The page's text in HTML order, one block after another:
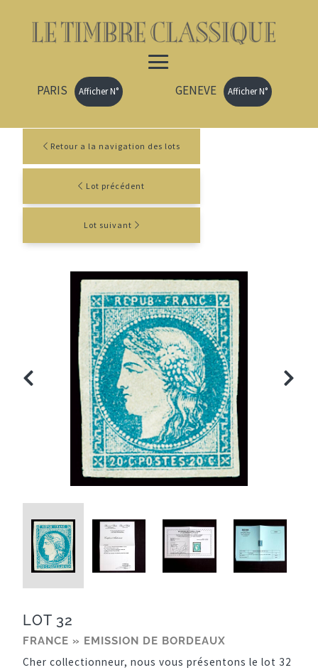
PARIS Afficher N° GENEVE Afficher N°
Retour a la navigation des lots
Lot précédent
Lot suivant
LOT 32
FRANCE » EMISSION DE BORDEAUX
Cher collectionneur, nous vous présentons le lot 32